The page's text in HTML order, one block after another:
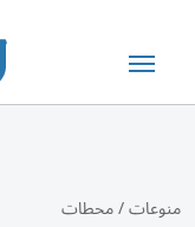
منوعات/محطات